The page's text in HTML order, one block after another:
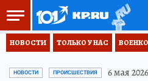
НОВОСТИ ТОЛЬКО У НАС
НОВОСТИ ПРОИСШЕСТВИЯ 6 мая